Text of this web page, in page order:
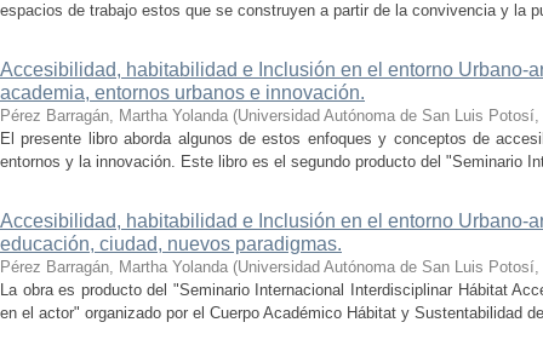
espacios de trabajo estos que se construyen a partir de la convivencia y la
Accesibilidad, habitabilidad e Inclusión en el entorno Urbano-
academia, entornos urbanos e innovación.
Pérez Barragán, Martha Yolanda (Universidad Autónoma de San Luis Potosí­,
El presente libro aborda algunos de estos enfoques y conceptos de
entornos y la innovación. Este libro es el segundo producto del "Seminario
Accesibilidad, habitabilidad e Inclusión en el entorno Urbano-
educación, ciudad, nuevos paradigmas.
Pérez Barragán, Martha Yolanda (Universidad Autónoma de San Luis Potosí­,
La obra es producto del "Seminario Internacional Interdisciplinar Hábitat
en el actor" organizado por el Cuerpo Académico Hábitat y Sustentabilidad